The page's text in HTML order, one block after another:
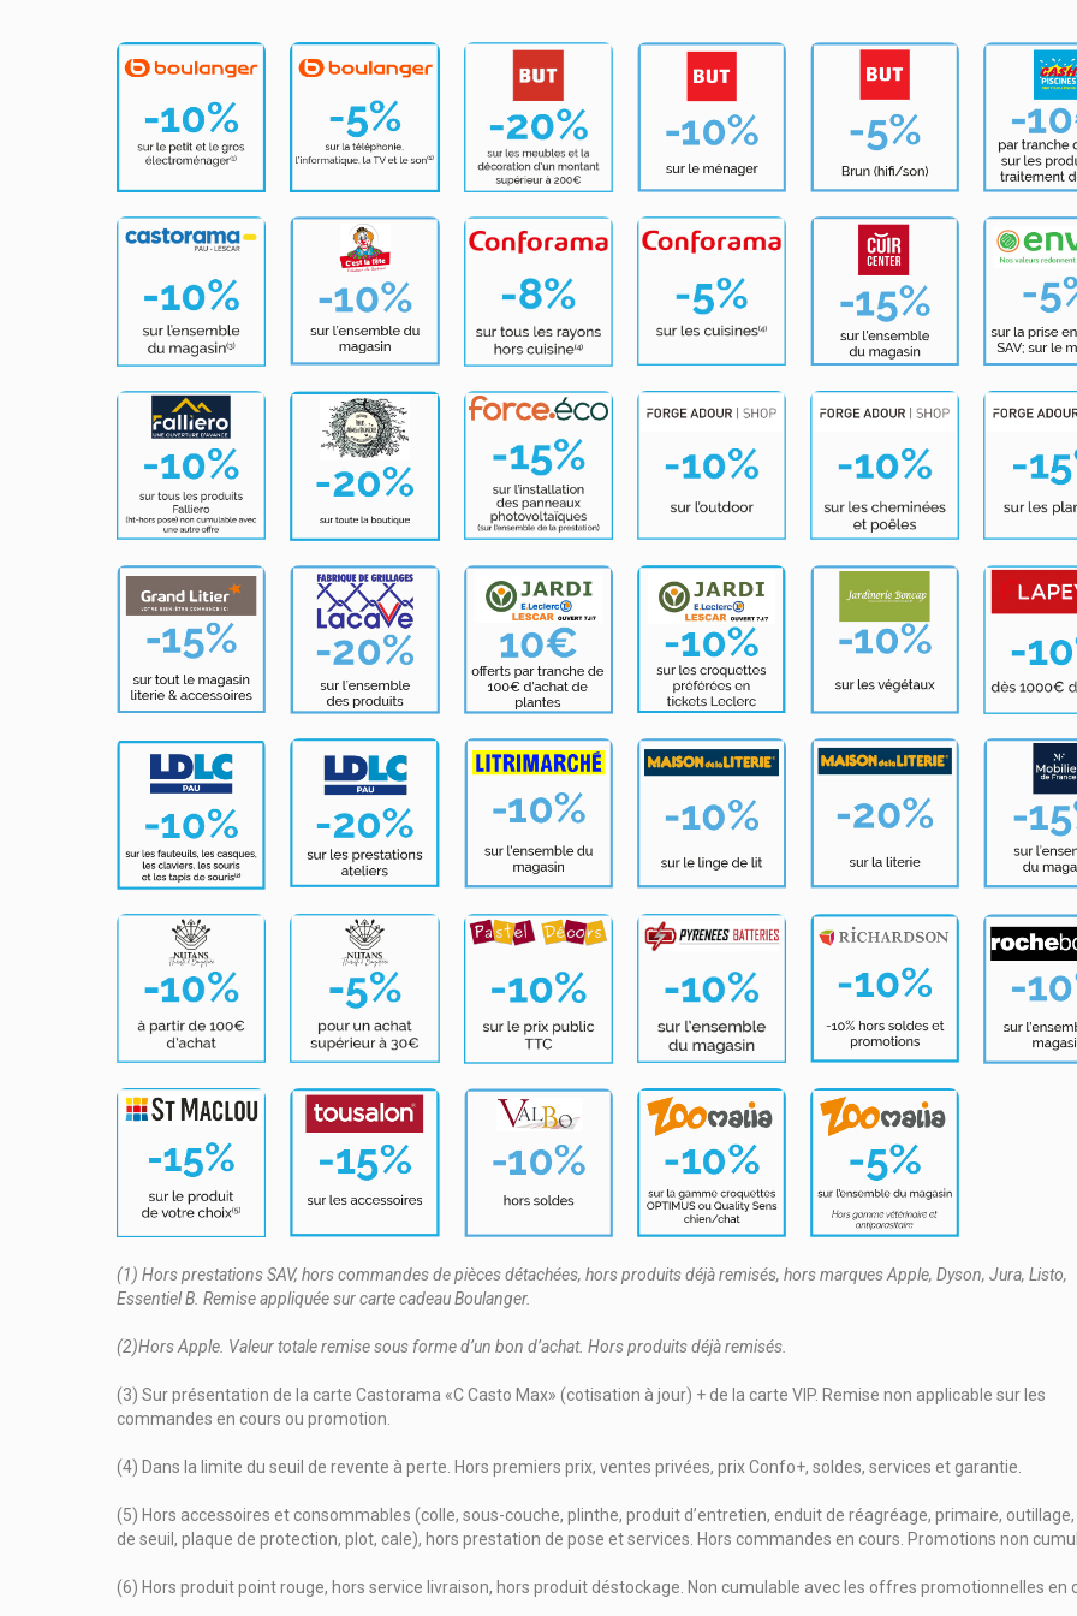
(1) Hors prestations SAV, hors commandes de pièces détachées, hors produits déjà remisés, hors marques Apple, Dyson, Jura, Listo,
Essentiel B. Remise appliquée sur carte cadeau Boulanger.
(2)Hors Apple. Valeur totale remise sous forme d’un bon d’achat. Hors produits déjà remisés.
(3) Sur présentation de la carte Castorama «C Casto Max» (cotisation à jour) + de la carte VIP. Remise non applicable sur les
commandes en cours ou promotion.
(4) Dans la limite du seuil de revente à perte. Hors premiers prix, ventes privées, prix Confo+, soldes, services et garantie.
(5) Hors accessoires et consommables (colle, sous-couche, plinthe, produit d’entretien, enduit de réagréage, primaire,
de seuil, plaque de protection, plot, cale), hors prestation de pose et services. Hors commandes en cours. Promotions non
(6) Hors produit point rouge, hors service livraison, hors produit déstockage. Non cumulable avec les offres promotionnelles en